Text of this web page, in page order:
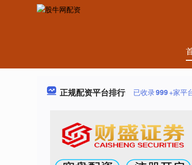
正规配资平台排行 已收录999+家平